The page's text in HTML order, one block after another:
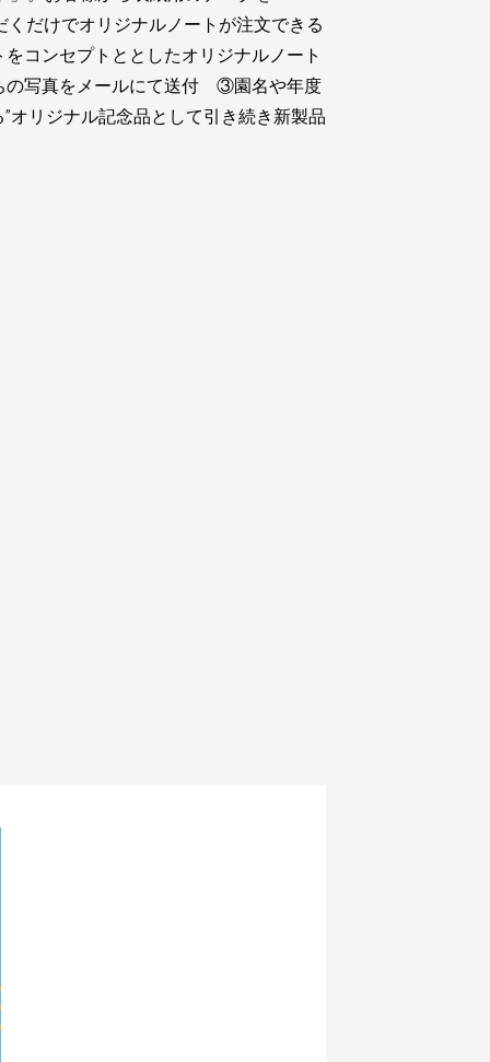
だけでオリジナルノートが注文できる
コンセプトととしたオリジナルノート
の写真をメールにて送付 ③園名や年度
オリジナル記念品として引き続き新製品